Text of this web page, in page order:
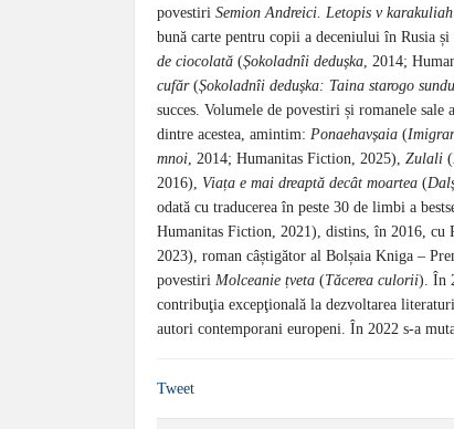
povestiri Semion Andreici. Letopis v karakuliah
bună carte pentru copii a deceniului în Rusia
de ciocolată (Șokoladnîi dedușka, 2014;
cufăr(Șokoladnîi dedușka: Taina starogo
succes. Volumele de povestiri și romanele
dintre acestea, amintim: Ponaehavșaia (
mnoi, 2014; Humanitas Fiction, 2025), Zulali
2016), Viața e mai dreaptă decât moartea (
odată cu traducerea în peste 30 de limbi a
Humanitas Fiction, 2021), distins, în 2016, cu
2023), roman câștigător al Bolșaia Kniga –
povestiri Molceanie țveta (Tăcerea culorii). În
contribuţia excepţională la dezvoltarea
autori contemporani europeni. În 2022 s-a
Tweet